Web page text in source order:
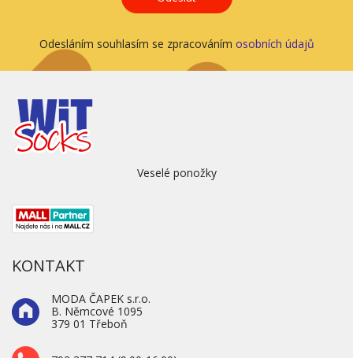
Odesláním souhlasím se zpracováním osobních údajů
Veselé ponožky
KONTAKT
MODA ČAPEK s.r.o.
B. Němcové 1095
379 01 Třeboň